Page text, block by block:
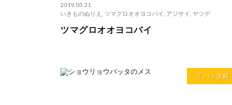
2019.03.31
いきものぬりえ
ツマグロオオヨコバイ アジサイ ヤツデ
ツマグロオオヨコバイ
バッタ科